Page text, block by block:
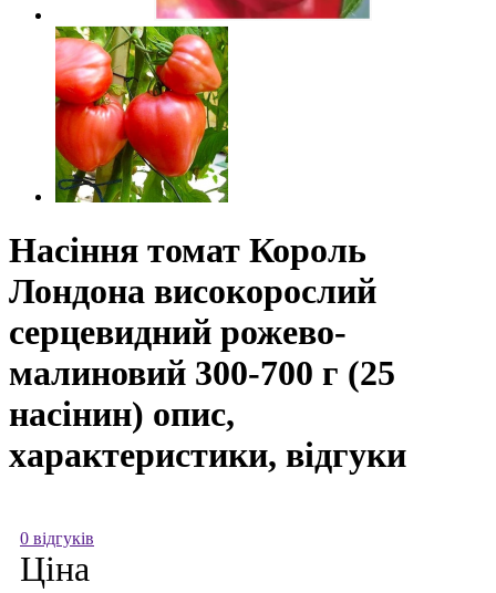
Насіння томат Король
Лондона високорослий
серцевидний рожево-
малиновий 300-700 г (25
насінин) опис,
характеристики, відгуки
0 відгуків
Ціна